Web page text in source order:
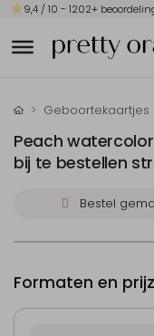
9,4 / 10 - 1202+
Geboortekaartjes
Peach
bij te bestellen
Bestel
Formaten en